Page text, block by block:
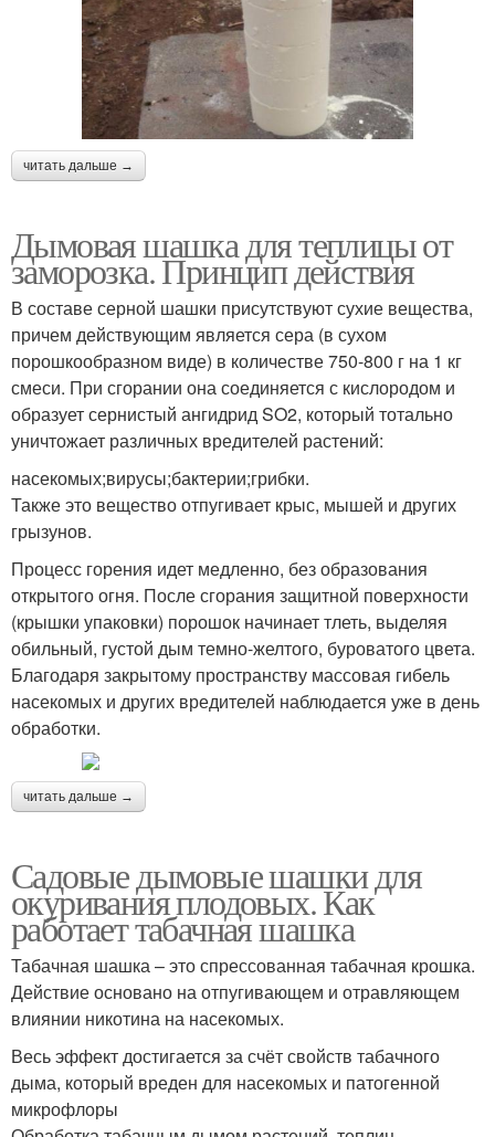
читать дальше →
Дымовая шашка для теплицы от
заморозка. Принцип действия
В составе серной шашки присутствуют сухие вещества,
причем действующим является сера (в сухом
порошкообразном виде) в количестве 750-800 г на 1 кг
смеси. При сгорании она соединяется с кислородом и
образует сернистый ангидрид SO2, который тотально
уничтожает различных вредителей растений:
насекомых;вирусы;бактерии;грибки.
Также это вещество отпугивает крыс, мышей и других
грызунов.
Процесс горения идет медленно, без образования
открытого огня. После сгорания защитной поверхности
(крышки упаковки) порошок начинает тлеть, выделяя
обильный, густой дым темно-желтого, буроватого цвета.
Благодаря закрытому пространству массовая гибель
насекомых и других вредителей наблюдается уже в день
обработки.
читать дальше →
Садовые дымовые шашки для
окуривания плодовых. Как
работает табачная шашка
Табачная шашка – это спрессованная табачная крошка.
Действие основано на отпугивающем и отравляющем
влиянии никотина на насекомых.
Весь эффект достигается за счёт свойств табачного
дыма, который вреден для насекомых и патогенной
микрофлоры